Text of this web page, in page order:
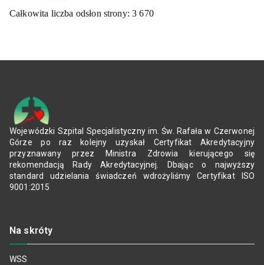
Całkowita liczba odsłon strony:3 670
Wojewódzki Szpital Specjalistyczny im. Św. Rafała w Czerwonej
Górze po raz kolejny uzyskał Certyfikat Akredytacyjny
przyznawany przez Ministra Zdrowia kierującego się
rekomendacją Rady Akredytacyjnej. Dbając o najwyższy
standard udzielania świadczeń wdrożyliśmy Certyfikat ISO
9001:2015
Na skróty
WSS